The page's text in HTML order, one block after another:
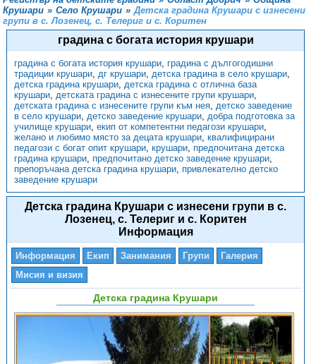
Крушари » Село Крушари » Детска градина Крушари с изнесени
групи в с. Лозенец, с. Телериг и с. Коритен
градина с богата история крушари
градина с богата история крушари, градина с дългогодишни
традиции крушари, дг крушари, детска градина в село крушари,
детска градина крушари, детска градина с отлична база
крушари, детската градина с изнесените групи крушари,
детската градина с изнесените групи към нея, детско заведение
в село крушари, детско заведение крушари, добра подготовка за
училище крушари, екип от компетентни педагози крушари,
желано и любимо място за децата крушари, квалифицирани
педагози с богат опит крушари, крушари, предпочитана детска
градина крушари, предпочитано детско заведение крушари,
препоръчана детска градина крушари, привлекателно детско
заведение крушари
Детска градина Крушари с изнесени групи в с.
Лозенец, с. Телериг и с. Коритен
Информация
Информация Екип Занимания Групи
Галерия
Мисия и визия
Детска градина Крушари